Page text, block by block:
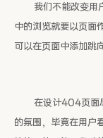
我们不能改变
中的浏览就要以页面
可以在页面中添加跳
在设计404页面
的氛围，毕竟在用户